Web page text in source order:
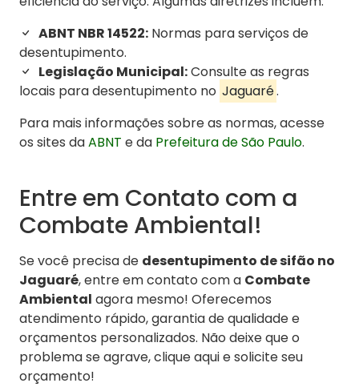
ABNT NBR 14522: Normas para serviços de
desentupimento.
Legislação Municipal:Consulte as regras
locais para desentupimento no Jaguaré.
Para mais informações sobre as normas, acesse
os sites daABNT e da Prefeitura de São Paulo.
Entre em Contato com a
Combate Ambiental!
Se você precisa de desentupimento de sifão no
Jaguaré, entre em contato com a Combate
Ambiental agora mesmo! Oferecemos
atendimento rápido, garantia de qualidade e
orçamentos personalizados. Não deixe que o
problema se agrave, clique aqui e solicite seu
orçamento!